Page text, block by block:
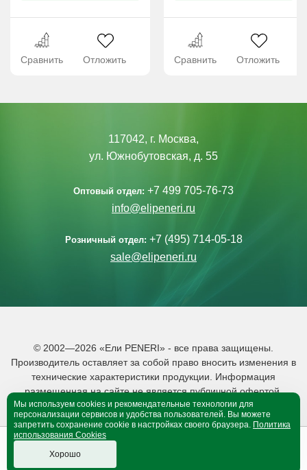
0
Сравнить Отложить Сравнить Отложить
117042, г. Москва,
ул. Южнобутовская, д. 55
Оптовый отдел: +7 499 705-76-73
info@elipeneri.ru
Розничный отдел: +7 (495) 714-05-18
sale@elipeneri.ru
© 2002—2026 «Ели PENERI» - все права защищены.
Производитель оставляет за собой право вносить изменения в
технические характеристики продукции. Информация
размещенная на сайте не является публичной офертой.
Политика обработки персональных данных
Мы используем cookies и рекомендательные технологии для
персонализации сервисов и удобства пользователей. Вы можете
запретить сохранение cookie в настройках своего браузера. Политика
использования Cookies
Хорошо